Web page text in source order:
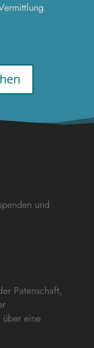
und
Patenschaft,
über eine